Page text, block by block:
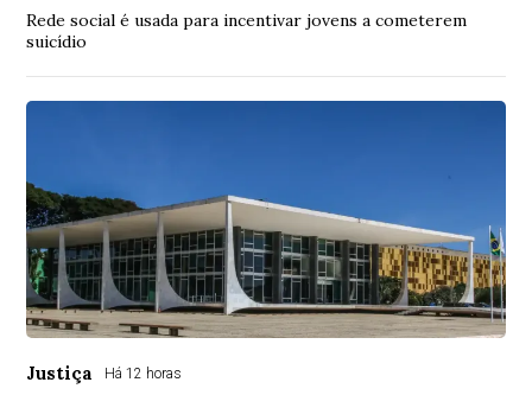
Rede social é usada para incentivar jovens a cometerem
suicídio
Justiça Há 12 horas